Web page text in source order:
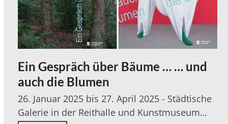
Ein Gespräch über Bäume … … und
auch die Blumen
26. Januar 2025 bis 27. April 2025 - Städtische
Galerie in der Reithalle und Kunstmuseum…